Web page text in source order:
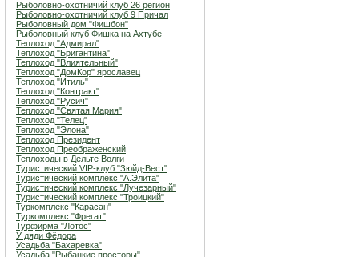
Рыболовно-охотничий клуб 26 регион
Рыболовно-охотничий клуб 9 Причал
Рыболовный дом "Фишбон"
Рыболовный клуб Фишка на Ахтубе
Теплоход "Адмирал"
Теплоход "Бригантина"
Теплоход "Влиятельный"
Теплоход "ДомКор" ярославец
Теплоход "Итиль"
Теплоход "Контракт"
Теплоход "Русич"
Теплоход "Святая Мария"
Теплоход "Телец"
Теплоход "Элона"
Теплоход Президент
Теплоход Преображенский
Теплоходы в Дельте Волги
Туристический VIP-клуб "Зюйд-Вест"
Туристический комплекс "А.Элита"
Туристический комплекс "Лучезарный"
Туристический комплекс "Троицкий"
Туркомплекс "Карасан"
Туркомплекс "Фрегат"
Турфирма "Лотос"
У дяди Фёдора
Усадьба "Бахаревка"
Усадьба "Рыбацкие просторы"